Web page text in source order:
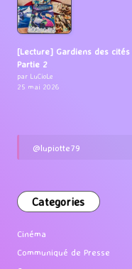
[Lecture] Gardiens des
Partie 2
par LuCioLe
25 mai 2026
@lupiotte79
Categories
Cinéma
Communiqué de Presse